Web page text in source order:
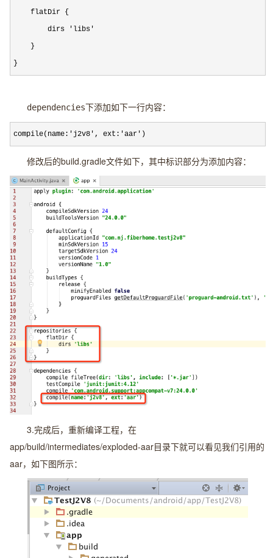
    flatDir {
        dirs 'libs'
    }
}
dependencies下添加如下一行内容：
compile(name:'j2v8', ext:'aar')
修改后的build.gradle文件如下，其中标识部分为添加内容：
3.完成后，重新编译工程，在
app/build/intermediates/exploded-aar目录下就可以看见我们引用的
aar，如下图所示：